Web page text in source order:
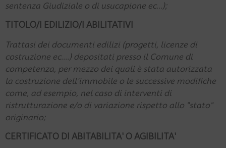
sentenza Giudiziale o di usucapione ec...);
TITOLO/I EDILIZIO/I ABILITATIVI
Trattasi dei documenti edilizi (progetti, licenze di
costruzione ec....) depositati presso il Comune di
competenza, per mezzo dei quali è stata autorizzata
la costruzione dell'immobile o le successive modifiche
come, ad esempio, nel caso di interventi di
ristrutturazione e/o di variazione rispetto allo "stato"
originario;
CERTIFICATO DI ABITABILITA' O AGIBILITA'